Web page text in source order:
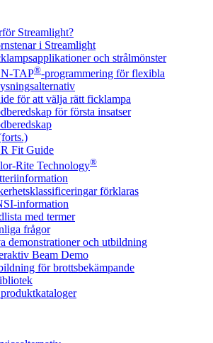
Streamlight?
i Streamlight
och strålmönster
TAP®-programmering för flexibla
för att välja rätt ficklampa
för första insatser
Fit Guide
Rite Technology®
förklaras
information
med termer
frågor
demonstrationer och utbildning
Beam Demo
för brottsbekämpande
produktkataloger